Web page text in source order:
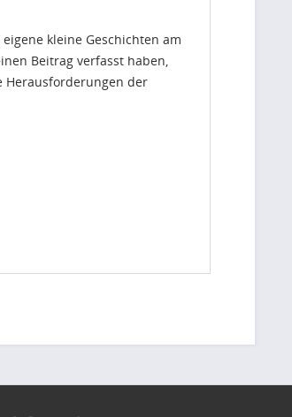
kleine Geschichten am
Beitrag verfasst haben,
Herausforderungen der